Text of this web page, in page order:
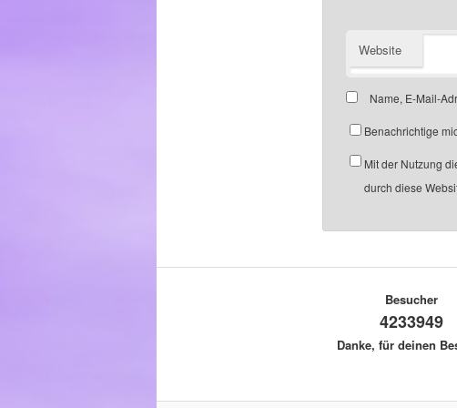
Website
Name, E-Mail-
Benachrichtige
Mit der Nutzung
durch diese
Besucher
4233949
Danke, für deinen